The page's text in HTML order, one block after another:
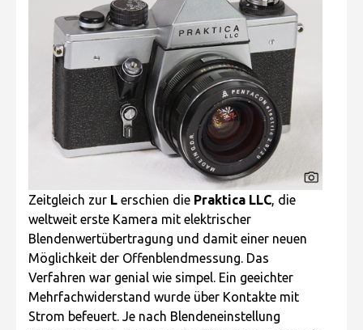
Zeitgleich zur L erschien die Praktica LLC, die
weltweit erste Kamera mit elektrischer
Blendenwertübertragung und damit einer neuen
Möglichkeit der Offenblendmessung. Das
Verfahren war genial wie simpel. Ein geeichter
Mehrfachwiderstand wurde über Kontakte mit
Strom befeuert. Je nach Blendeneinstellung